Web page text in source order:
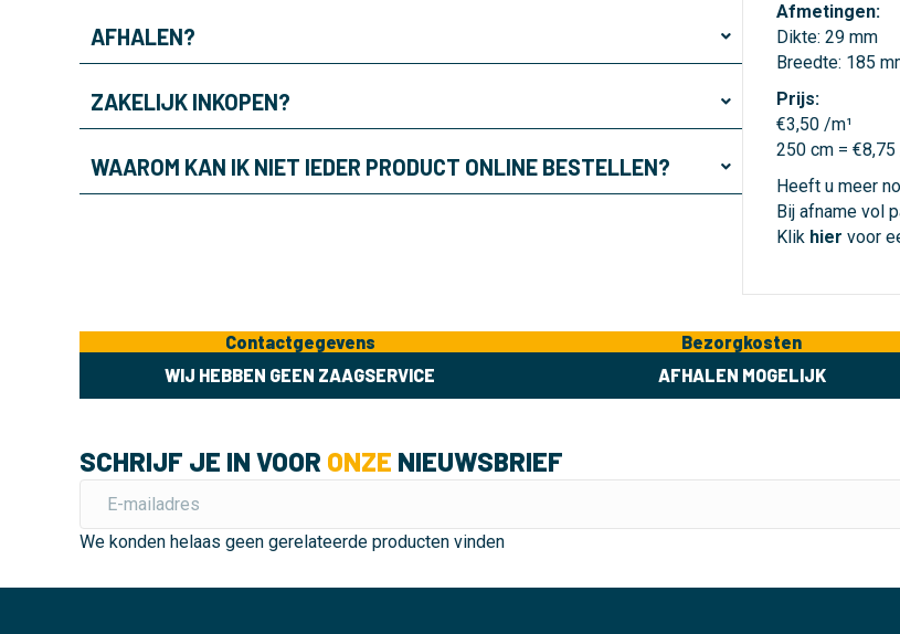
AFHALEN?
ZAKELIJK INKOPEN?
WAAROM KAN IK NIET IEDER PRODUCT ONLINE BESTELLEN?
Afmetingen:
Dikte: 29 mm
Breedte: 185
Prijs:
€3,50 /m¹
250 cm =
Heeft u meer
Bij afname vol
Klik hier voor
Contactgegevens
WIJ HEBBEN GEEN ZAAGSERVICE
Bezorgkosten
AFHALEN MOGELIJK
SCHRIJF JE IN VOOR ONZE NIEUWSBRIEF
We konden helaas geen gerelateerde producten vinden